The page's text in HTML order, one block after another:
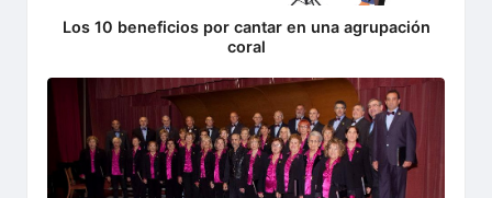
Los 10 beneficios por cantar en una agrupación
coral